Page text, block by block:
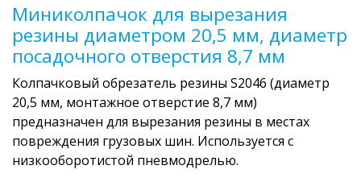
Миниколпачок для вырезания
резины диаметром 20,5 мм, диаметр
посадочного отверстия 8,7 мм
Колпачковый обрезатель резины S2046 (диаметр
20,5 мм, монтажное отверстие 8,7 мм)
предназначен для вырезания резины в местах
повреждения грузовых шин. Используется с
низкооборотистой пневмодрелью.